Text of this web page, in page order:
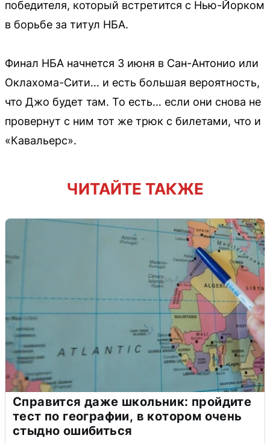
победителя, который встретится с Нью-Йорком
в борьбе за титул НБА.
Финал НБА начнется 3 июня в Сан-Антонио или
Оклахома-Сити… и есть большая вероятность,
что Джо будет там. То есть… если они снова не
провернут с ним тот же трюк с билетами, что и
«Кавальерс».
ЧИТАЙТЕ ТАКЖЕ
Справится даже школьник: пройдите
тест по географии, в котором очень
стыдно ошибиться